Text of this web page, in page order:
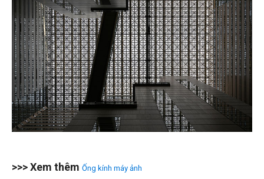
>>> Xem thêm Ống kính máy ảnh